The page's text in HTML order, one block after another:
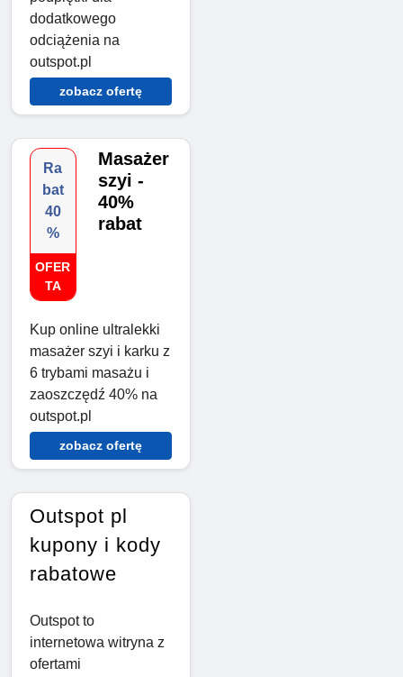
dodatkowego
odciążenia na
outspot.pl
zobacz ofertę
Ra
bat
40
%
OFER
TA
Masażer
szyi -
40%
rabat
Kup online ultralekki
masażer szyi i karku z
6 trybami masażu i
zaoszczędź 40% na
outspot.pl
zobacz ofertę
Outspot pl
kupony i kody
rabatowe
Outspot to
internetowa witryna z
ofertami